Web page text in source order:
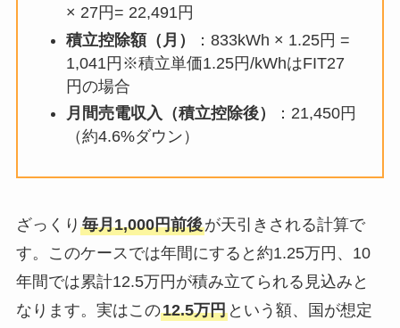
× 27円= 22,491円
積立控除額（月）
：833kWh × 1.25円 =
1,041円※積立単価1.25円/kWhはFIT27
円の場合
月間売電収入（積立控除後）
：21,450円
（約4.6%ダウン）
ざっくり 毎月1,000円前後が天引きされる計算で
す。このケースでは年間にすると約1.25万円、10
年間では累計12.5万円が積み立てられる見込みと
なります。実はこの12.5万円という額、国が想定